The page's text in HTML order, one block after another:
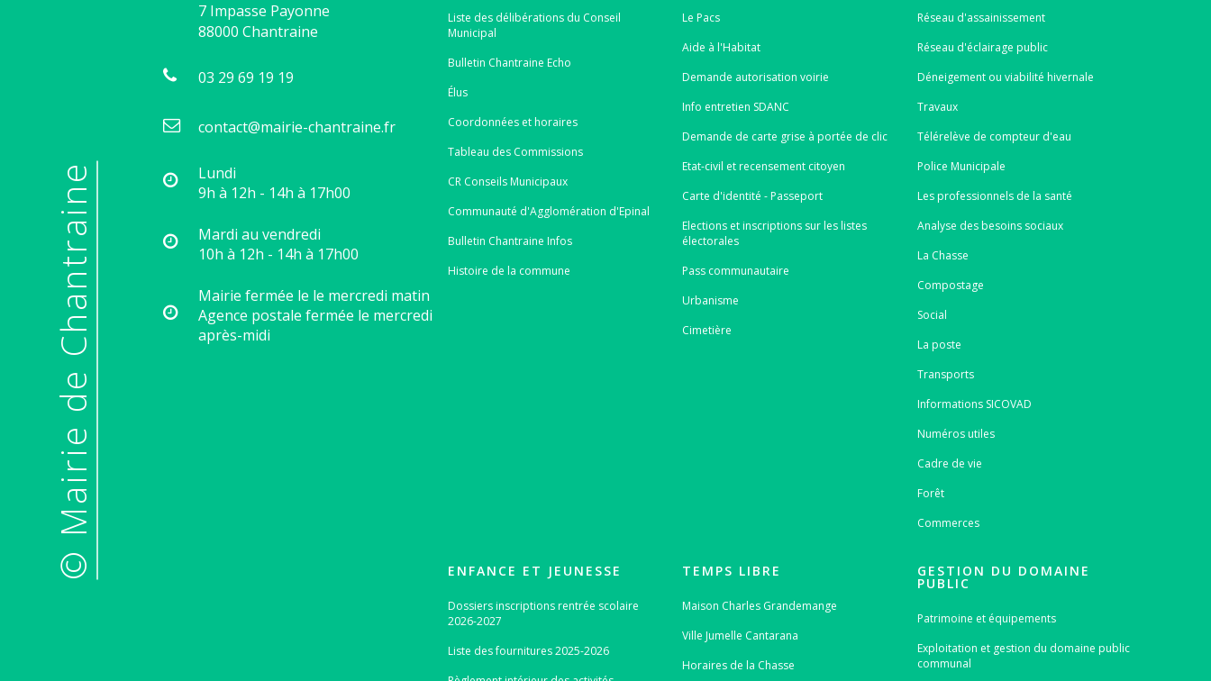
© Mairie de Chantraine
7 Impasse Payonne
88000 Chantraine
03 29 69 19 19
contact@mairie-chantraine.fr
Lundi
9h à 12h - 14h à 17h00
Mardi au vendredi
10h à 12h - 14h à 17h00
Mairie fermée le le mercredi matin
Agence postale fermée le mercredi
après-midi
Liste des délibérations du Conseil
Municipal
Bulletin Chantraine Echo
Élus
Coordonnées et horaires
Tableau des Commissions
CR Conseils Municipaux
Communauté d'Agglomération d'Epinal
Bulletin Chantraine Infos
Histoire de la commune
Le Pacs
Aide à l'Habitat
Demande autorisation voirie
Info entretien SDANC
Demande de carte grise à portée de clic
Etat-civil et recensement citoyen
Carte d'identité - Passeport
Elections et inscriptions sur les listes
électorales
Pass communautaire
Urbanisme
Cimetière
Réseau d'assainissement
Réseau d'éclairage public
Déneigement ou viabilité hivernale
Travaux
Télérelève de compteur d'eau
Police Municipale
Les professionnels de la santé
Analyse des besoins sociaux
La Chasse
Compostage
Social
La poste
Transports
Informations SICOVAD
Numéros utiles
Cadre de vie
Forêt
Commerces
ENFANCE ET JEUNESSE
Dossiers inscriptions rentrée scolaire
2026-2027
Liste des fournitures 2025-2026
TEMPS LIBRE
Maison Charles Grandemange
Ville Jumelle Cantarana
Horaires de la Chasse
GESTION DU DOMAINE
PUBLIC
Patrimoine et équipements
Exploitation et gestion du domaine public
communal